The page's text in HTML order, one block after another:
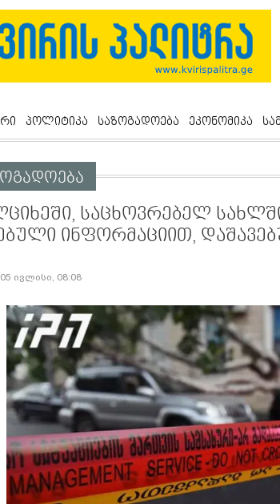
პოლიტიკა საზოგადოება ეკონომიკა
საცხოვრებელ
ინფორმაციით,
ივლისი, 08:08